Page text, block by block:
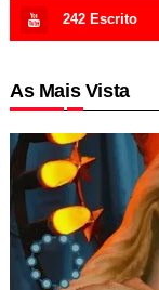
242 Escrito
As Mais Vista